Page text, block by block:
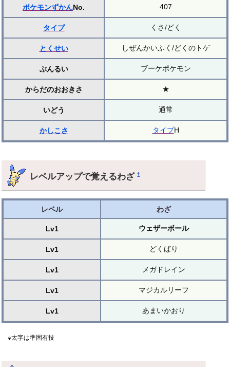
ポケモンずかんNo. 407
タイプ くさ/どく
とくせい しぜんかいふく/どくのトゲ
ぶんるい ブーケポケモン
からだのおおきさ ★
いどう 通常
かしこさ タイプH
レベルアップで覚えるわざ†
レベル わざ
Lv1 ウェザーボール
Lv1 どくばり
Lv1 メガドレイン
Lv1 マジカルリーフ
Lv1 あまいかおり
※太字は準固有技